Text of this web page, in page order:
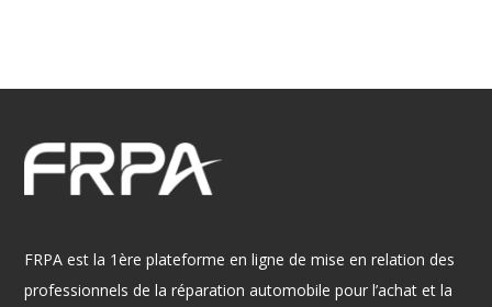
FRPA est la 1ère plateforme en ligne de mise en relation des
professionnels de la réparation automobile pour l’achat et la